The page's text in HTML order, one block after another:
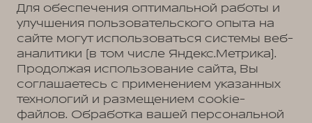
Политика обработки персональных данных
Согласие на коммуникацию
Согласие на предоставление персональных данных третьим лицам
Согласие на обработку ПД
Для обеспечения оптимальной работы и
улучшения пользовательского опыта на
сайте могут использоваться системы веб-
аналитики (в том числе Яндекс.Метрика).
Продолжая использование сайта, Вы
соглашаетесь с применением указанных
технологий и размещением cookie-
файлов. Обработка вашей персональной